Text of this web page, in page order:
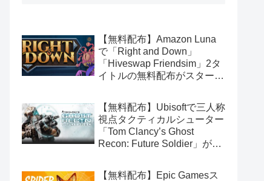
【無料配布】Amazon Luna
で「Right and Down」
「Hiveswap Friendsim」2タ
イトルの無料配布がスタート
【無料配布】Ubisoftで三人称
視点タクティカルシューター
「Tom Clancy’s Ghost
Recon: Future Soldier」が期
Connect版）
【無料配布】Epic Gamesス